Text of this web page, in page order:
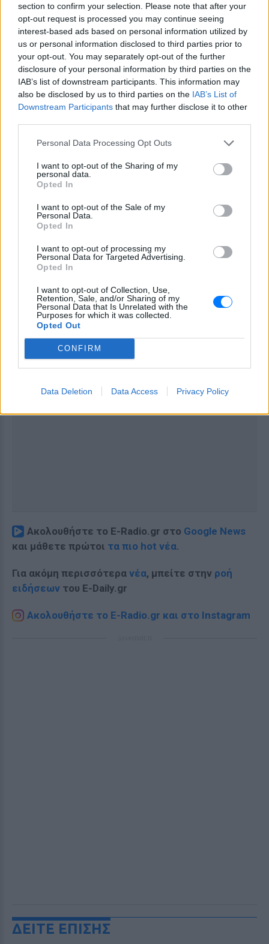
section to confirm your selection. Please note that after your
opt-out request is processed you may continue seeing
interest-based ads based on personal information utilized by
us or personal information disclosed to third parties prior to
your opt-out. You may separately opt-out of the further
disclosure of your personal information by third parties on the
IAB’s list of downstream participants. This information may
also be disclosed by us to third parties on the IAB’s List of
Downstream Participants that may further disclose it to other
Personal Data Processing Opt Outs
I want to opt-out of the Sharing of my
personal data.
Opted In
I want to opt-out of the Sale of my
Personal Data.
Opted In
I want to opt-out of processing my
Personal Data for Targeted Advertising.
Opted In
I want to opt-out of Collection, Use,
Retention, Sale, and/or Sharing of my
Personal Data that Is Unrelated with the
Purposes for which it was collected.
Opted Out
CONFIRM
Data Deletion Data Access Privacy Policy
ΔΙΑΒΑΣΤΕ ΑΚΟΜΗ
Νέο εντυπωσιακό βίντεο του
Παναθηναϊκού από τα έργα
στον Βοτανικό: «Βήμα‑βήμα
προς το σπίτι»
Η μεγάλη επιστροφή: Ο
ΑΘΛΗΤΙΣΜΌΣ ΠΡΙΝ 4 ΕΒΔΟΜΆΔΕΣ
ΔΙΑΦΗΜΙΣΗ
Ακολουθήστε το E-Radio.gr στο Google News
και μάθετε πρώτοι τα πιο hot νέα.
Για ακόμη περισσότερα νέα, μπείτε στην ροή
ειδήσεων του E-Daily.gr
Ακολουθήστε το E-Radio.gr και στο Instagram
ΔΕΙΤΕ ΕΠΙΣΗΣ